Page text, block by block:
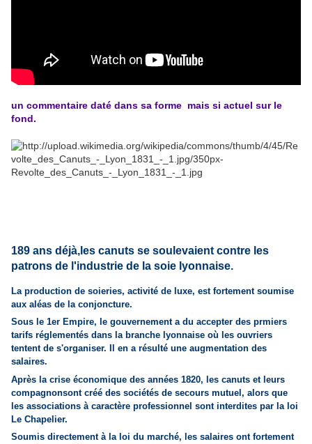
un commentaire daté dans sa forme mais si actuel sur le
fond.
189 ans déjà,les canuts se soulevaient contre les
patrons de l'industrie de la soie lyonnaise.
La production de soieries, activité de luxe, est fortement soumise
aux aléas de la conjoncture.
Sous le 1er Empire, le gouvernement a du accepter des prmiers
tarifs réglementés dans la branche lyonnaise où les ouvriers
tentent de s'organiser. Il en a résulté une augmentation des
salaires.
Après la crise économique des années 1820, les canuts et leurs
compagnonsont créé des sociétés de secours mutuel, alors que
les associations à caractère professionnel sont interdites par la loi
Le Chapelier.
Soumis directement à la loi du marché, les salaires ont fortement